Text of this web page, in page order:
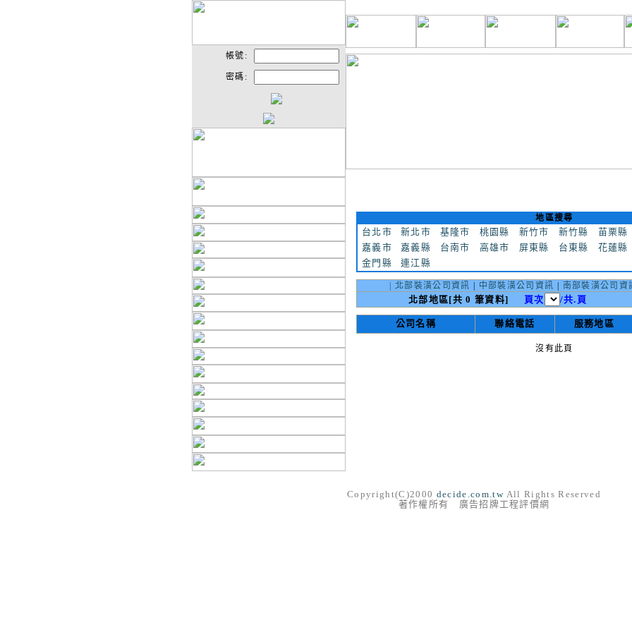
帳號:
密碼:
地區搜尋
台北市 新北市 基隆市 桃園縣 新竹市 新竹縣 苗栗縣
嘉義市
嘉義縣 台南市 高雄市 屏東縣 台東縣 花蓮縣
金門縣
連江縣
|北部裝潢公司資訊 中部裝潢公司資訊 南部裝潢公司資
北部地區[共 0 筆資料] 頁次 /共.頁
公司名稱 聯絡電話 服務地區
沒有此頁
Copyright(C)2000 decide.com.tw All Rights Reserved
著作權所有 廣告招牌工程評價網